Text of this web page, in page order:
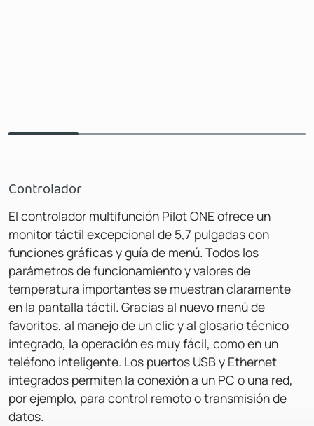
Controlador
El controlador multifunción Pilot ONE ofrece un
monitor táctil excepcional de 5,7 pulgadas con
funciones gráficas y guía de menú. Todos los
parámetros de funcionamiento y valores de
temperatura importantes se muestran claramente
en la pantalla táctil. Gracias al nuevo menú de
favoritos, al manejo de un clic y al glosario técnico
integrado, la operación es muy fácil, como en un
teléfono inteligente. Los puertos USB y Ethernet
integrados permiten la conexión a un PC o una red,
por ejemplo, para control remoto o transmisión de
datos.